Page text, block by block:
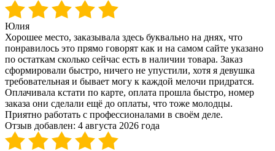
Юлия
Хорошее место, заказывала здесь буквально на днях, что
понравилось это прямо говорят как и на самом сайте указано
по остаткам сколько сейчас есть в наличии товара. Заказ
сформировали быстро, ничего не упустили, хотя я девушка
требовательная и бывает могу к каждой мелочи придратся.
Оплачивала кстати по карте, оплата прошла быстро, номер
заказа они сделали ещё до оплаты, что тоже молодцы.
Приятно работать с профессионалами в своём деле.
Отзыв добавлен: 4 августа 2026 года